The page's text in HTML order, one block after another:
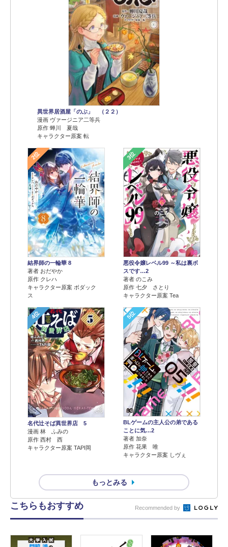
異世界居酒屋「のぶ」 （２２）
漫画 ヴァージニア二等兵
原作 蝉川 夏哉
キャラクター原案 転
2位
結界師の一輪華 8
著者 おだやか
原作 クレハ
キャラクター原案 ボダック
ス
3位
悪役令嬢レベル99 ～私は裏ボ
スです…2
著者 のこみ
原作 七夕 さとり
キャラクター原案 Tea
4位
名代辻そば異世界店 5
漫画 林 ふみの
原作 西村 西
キャラクター原案 TAPI岡
5位
BLゲームの主人公の弟である
ことに気…2
著者 加奈
原作 花果 唯
キャラクター原案 しヴぇ
もっとみる
こちらもおすすめ Recommended by